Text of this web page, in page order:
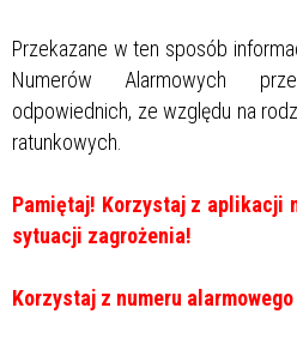
Przekazane w ten sposób
Numerów Alarmowych
odpowiednich, ze względu na
ratunkowych.
Pamiętaj! Korzystaj z aplikacji
sytuacji zagrożenia!
Korzystaj z numeru